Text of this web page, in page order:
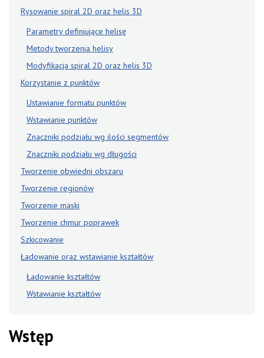
Rysowanie spiral 2D oraz helis 3D
Parametry definiujące helisę
Metody tworzenia helisy
Modyfikacja spiral 2D oraz helis 3D
Korzystanie z punktów
Ustawianie formatu punktów
Wstawianie punktów
Znaczniki podziału wg ilości segmentów
Znaczniki podziału wg długości
Tworzenie obwiedni obszaru
Tworzenie regionów
Tworzenie maski
Tworzenie chmur poprawek
Szkicowanie
Ładowanie oraz wstawianie kształtów
Ładowanie kształtów
Wstawianie kształtów
Wstęp